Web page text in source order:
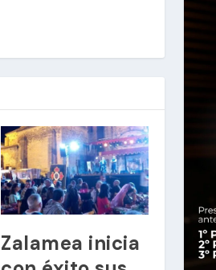
Zalamea inicia